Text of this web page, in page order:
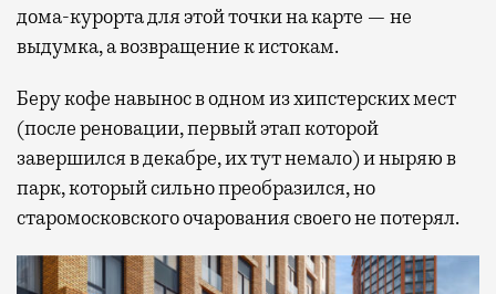
дома-курорта для этой точки на карте — не
выдумка, а возвращение к истокам.
Беру кофе навынос в одном из хипстерских мест
(после реновации, первый этап которой
завершился в декабре, их тут немало) и ныряю в
парк, который сильно преобразился, но
старомосковского очарования своего не потерял.